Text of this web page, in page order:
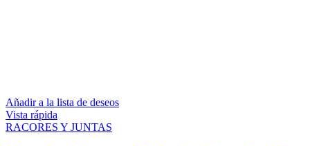
Añadir a la lista de deseos
Vista rápida
RACORES Y JUNTAS